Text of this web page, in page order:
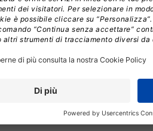
dai cinque ai dieci
irrilevanti le comunicazioni
intelligenza artificiale, possono
E World Championship di
e il terzo posto,
un risultato
in precedenza erano considerati